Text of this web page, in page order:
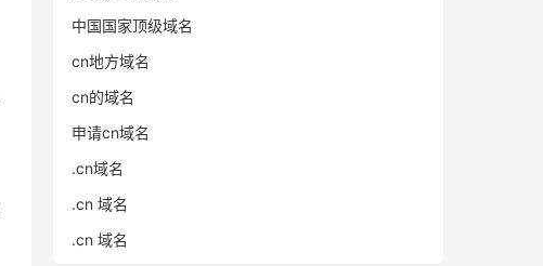
中国国家顶级域名
cn地方域名
cn的域名
申请cn域名
.cn域名
.cn 域名
.cn 域名